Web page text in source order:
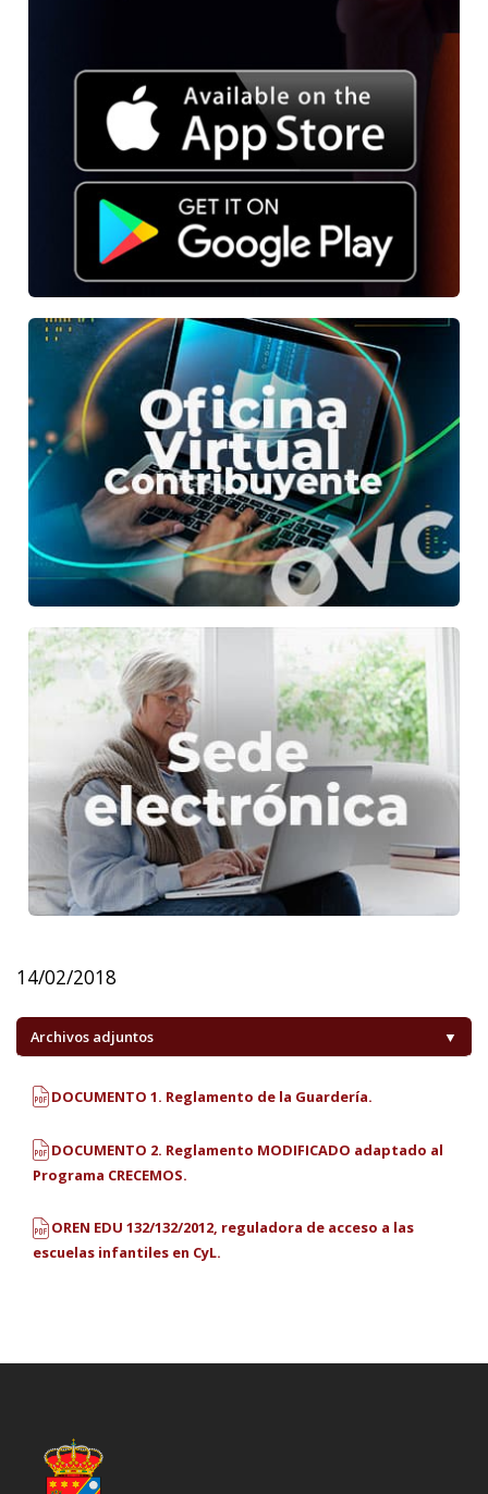
14/02/2018
Archivos adjuntos ▼
DOCUMENTO 1. Reglamento de la Guardería.
DOCUMENTO 2. Reglamento MODIFICADO adaptado al
Programa CRECEMOS.
OREN EDU 132/132/2012, reguladora de acceso a las
escuelas infantiles en CyL.